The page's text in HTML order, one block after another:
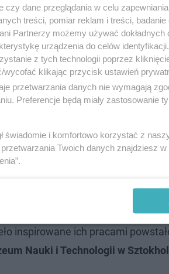
Nazwa nawiązuje do faktu,
inspirowane ich pracami
Nauki i Technologii w
czy dane przeglądania w celu zapewniania
treści, pomiar reklam i treści, badanie
Partnerzy możemy używać dokładnych
urządzenia do celów
z tych technologii poprzez
klikając przycisk ustawień
przetwarzania danych nie wymagają
Preferencje będą miały zastosowanie
świadomie i komfortowo korzystać z
Twoich danych znajdziesz w